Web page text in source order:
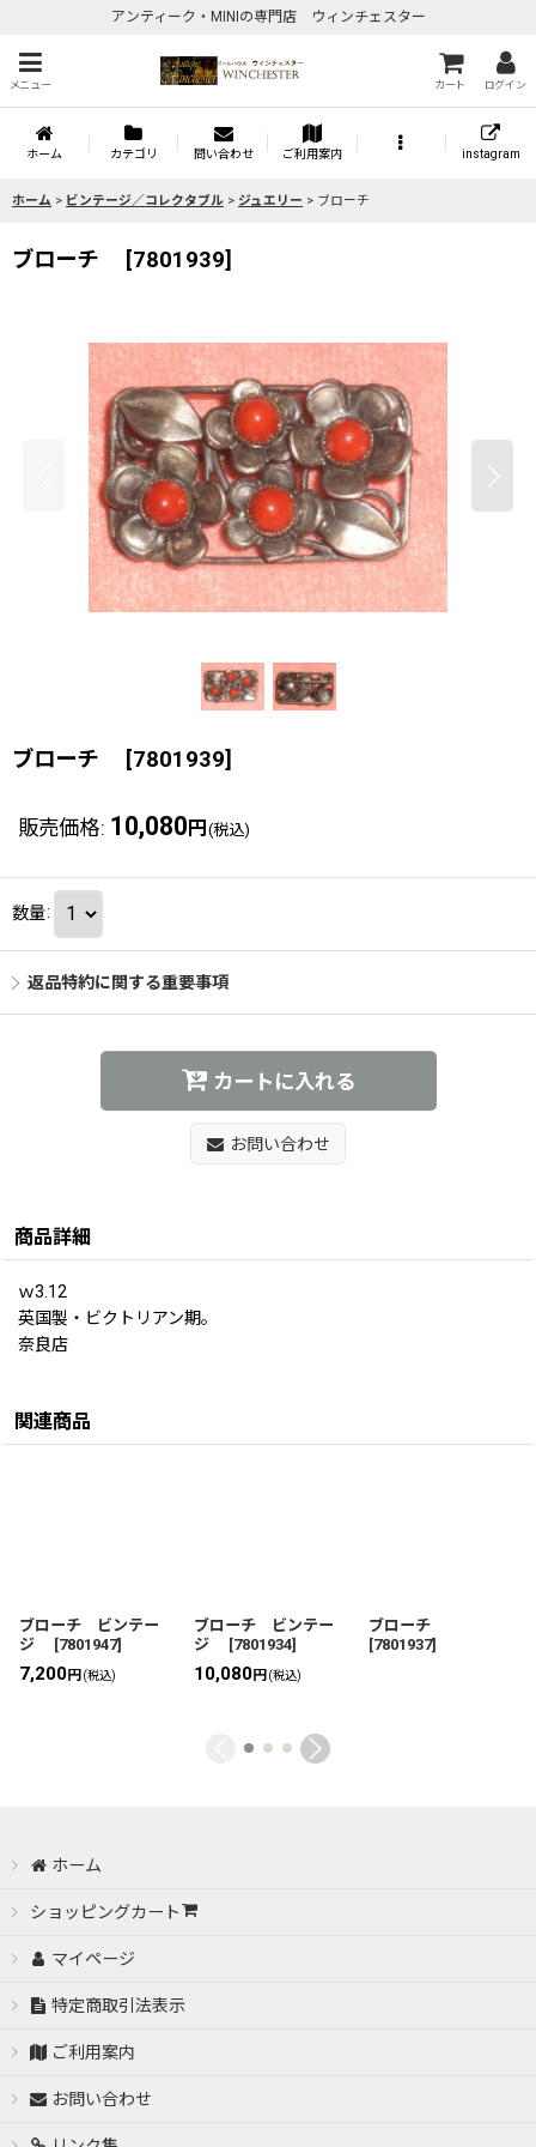
アンティーク・MINIの専門店 ウィンチェスター
メニュー カート ログイン
ホーム カテゴリ 問い合わせ ご利用案内 instagram
ホーム > ビンテージ／コレクタブル > ジュエリー > ブローチ
ブローチ [7801939]
ブローチ [7801939]
販売価格: 10,080 円 (税込)
数量:
返品特約に関する重要事項
カートに入れる
お問い合わせ
商品詳細
ｗ3.12
英国製・ビクトリアン期。
奈良店
関連商品
ブローチ ビンテー
ジ
[7801947]
7,200円(税込)
ブローチ ビンテー
ジ
[7801934]
10,080円(税込)
ブローチ
[7801937]
ホーム
ショッピングカート
マイページ
特定商取引法表示
ご利用案内
お問い合わせ